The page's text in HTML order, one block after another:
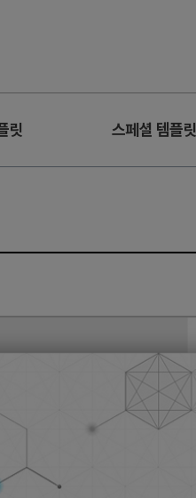
릿 스페셜 템플릿